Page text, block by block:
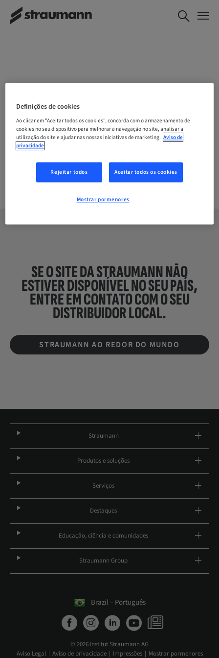
ESCOLHA A SUA LOCALIZAÇÃO
Empresa
SE O SITE DA STRAUMANN NÃO
ESTIVER DISPONÍVEL NO SEU PAÍS,
ENTRE EM CONTATO COM O SEU
DISTRIBUIDOR LOCAL.
STRAUMANN AO REDOR DO MUNDO
Straumann
Produtos e soluções
Serviços
Destaques
Educação, ciência e comunidades
Straumann Group
Brazil – Português
© 2026 Institut Straumann AG
Aviso Legal
Aviso de privacidade Impressões Mostrar pormenores
Definições de cookies
Ao clicar em "Aceitar todos os cookies", concorda com o armazenamento de
cookies no seu dispositivo para melhorar a navegação no site, analisar a
utilização do site e ajudar nas nossas iniciativas de marketing. Aviso de
privacidade
Rejeitar todos Aceitar todos os cookies
Mostrar pormenores